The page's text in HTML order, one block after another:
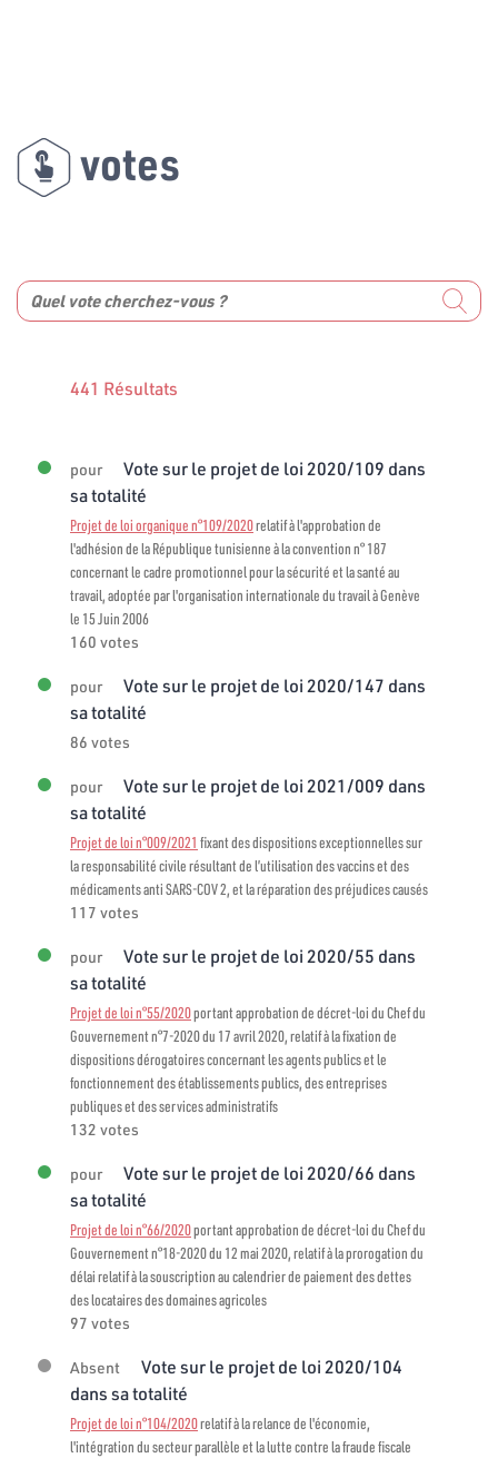
votes
441 Résultats
pour
Vote sur le projet de loi 2020/109 dans
sa totalité
Projet de loi organique n°109/2020relatif à l'approbation de
l'adhésion de la République tunisienne à la convention n° 187
concernant le cadre promotionnel pour la sécurité et la santé au
travail, adoptée par l'organisation internationale du travail à Genève
le 15 Juin 2006
160 votes
pour
Vote sur le projet de loi 2020/147 dans
sa totalité
86 votes
pour
Vote sur le projet de loi 2021/009 dans
sa totalité
Projet de loi n°009/2021 fixant des dispositions exceptionnelles sur
la responsabilité civile résultant de l’utilisation des vaccins et des
médicaments anti SARS-COV 2, et la réparation des préjudices causés
117 votes
pour
Vote sur le projet de loi 2020/55 dans
sa totalité
Projet de loi n°55/2020portant approbation de décret-loi du Chef du
Gouvernement n°7-2020 du 17 avril 2020, relatif à la fixation de
dispositions dérogatoires concernant les agents publics et le
fonctionnement des établissements publics, des entreprises
publiques et des services administratifs
132 votes
pour
Vote sur le projet de loi 2020/66 dans
sa totalité
Projet de loi n°66/2020portant approbation de décret-loi du Chef du
Gouvernement n°18-2020 du 12 mai 2020, relatif à la prorogation du
délai relatif à la souscription au calendrier de paiement des dettes
des locataires des domaines agricoles
97 votes
Absent
Vote sur le projet de loi 2020/104
dans sa totalité
Projet de loi n°104/2020relatif à la relance de l'économie,
l'intégration du secteur parallèle et la lutte contre la fraude fiscale